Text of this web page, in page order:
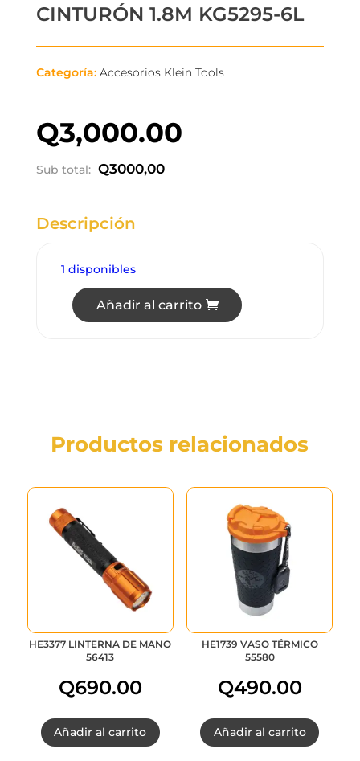
CINTURÓN 1.8M KG5295-6L
Categoría: Accesorios Klein Tools
Q3,000.00
Sub total: Q3000,00
Descripción
1 disponibles
Añadir al carrito
Productos relacionados
HE3377 LINTERNA DE MANO
56413
Q690.00
Añadir al carrito
HE1739 VASO TÉRMICO
55580
Q490.00
Añadir al carrito